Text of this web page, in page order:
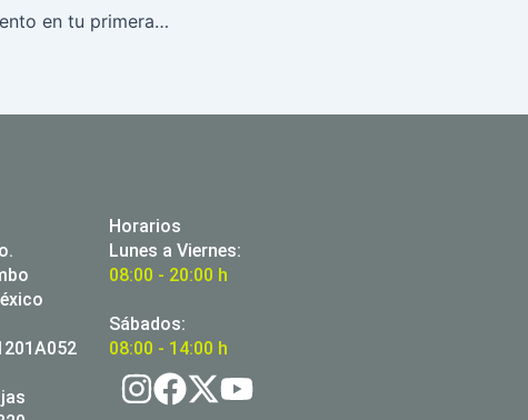
50% de descuento en tu primera consulta presencial de fertilidad
Horarios
Lunes a Viernes:
08:00 - 20:00 h
Sábados:
08:00 - 14:00 h